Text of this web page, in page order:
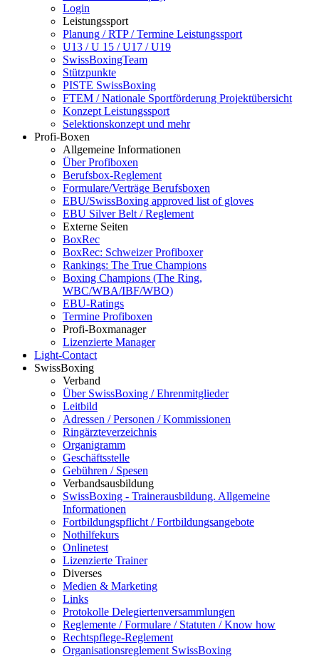
Login
Leistungssport
Planung / RTP / Termine Leistungssport
U13 / U 15 / U17 / U19
SwissBoxingTeam
Stützpunkte
PISTE SwissBoxing
FTEM / Nationale Sportförderung Projektübersicht
Konzept Leistungssport
Selektionskonzept und mehr
Profi-Boxen
Allgemeine Informationen
Über Profiboxen
Berufsbox-Reglement
Formulare/Verträge Berufsboxen
EBU/SwissBoxing approved list of gloves
EBU Silver Belt / Reglement
Externe Seiten
BoxRec
BoxRec: Schweizer Profiboxer
Rankings: The True Champions
Boxing Champions (The Ring,
WBC/WBA/IBF/WBO)
EBU-Ratings
Termine Profiboxen
Profi-Boxmanager
Lizenzierte Manager
Light-Contact
SwissBoxing
Verband
Über SwissBoxing / Ehrenmitglieder
Leitbild
Adressen / Personen / Kommissionen
Ringärzteverzeichnis
Organigramm
Geschäftsstelle
Gebühren / Spesen
Verbandsausbildung
SwissBoxing - Trainerausbildung. Allgemeine
Informationen
Fortbildungspflicht / Fortbildungsangebote
Nothilfekurs
Onlinetest
Lizenzierte Trainer
Diverses
Medien & Marketing
Links
Protokolle Delegiertenversammlungen
Reglemente / Formulare / Statuten / Know how
Rechtspflege-Reglement
Organisationsreglement SwissBoxing